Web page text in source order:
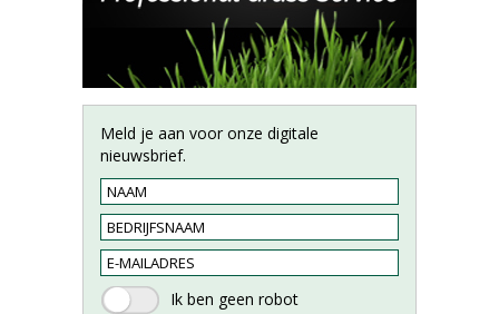
Meld je aan voor onze digitale
nieuwsbrief.